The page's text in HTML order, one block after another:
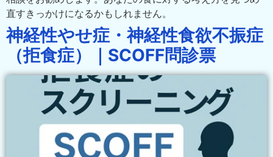
直すきっかけになるかもしれません。
神経性やせ症・神経性食欲不振症
（拒食症）｜SCOFF問診票